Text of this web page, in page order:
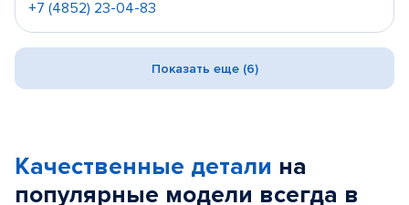
+7 (4852) 23-04-83
Показать еще (6)
Качественные детали на
популярные модели всегда в